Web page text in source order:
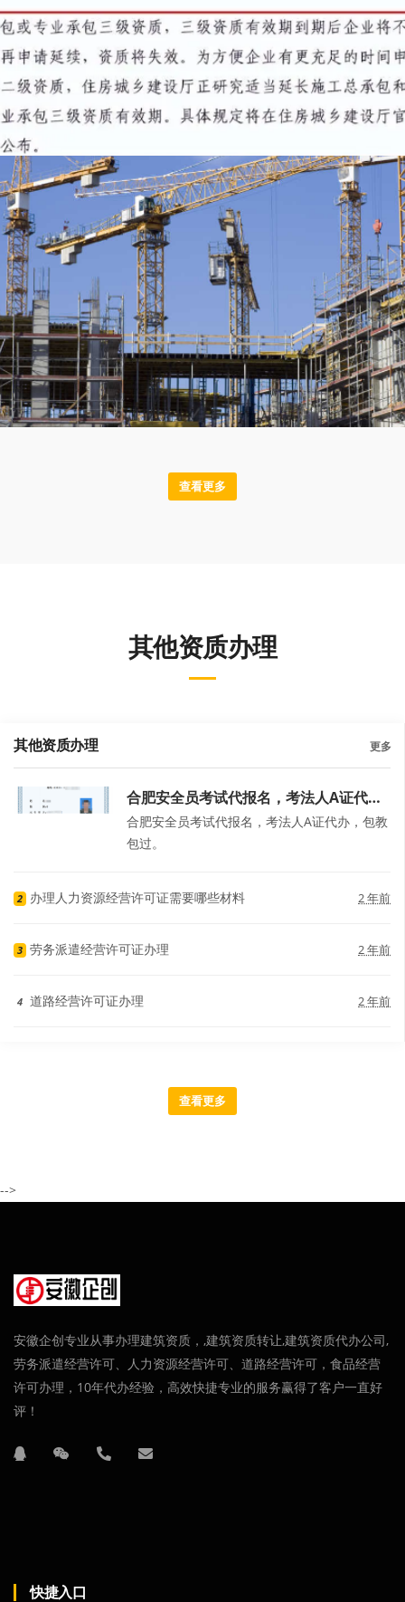
查看更多
其他资质办理
其他资质办理 更多
合肥安全员考试代报名，考法人A证代
办，包教包过。
合肥安全员考试代报名，考法人A证代办，包教
包过。
2 办理人力资源经营许可证需要哪些材料 2 年前
3 劳务派遣经营许可证办理 2 年前
4 道路经营许可证办理 2 年前
查看更多
-->
安徽企创专业从事办理建筑资质，,建筑资质转让,建筑资质代办公司,
劳务派遣经营许可、人力资源经营许可、道路经营许可，食品经营
许可办理，10年代办经验，高效快捷专业的服务赢得了客户一直好
评！
快捷入口